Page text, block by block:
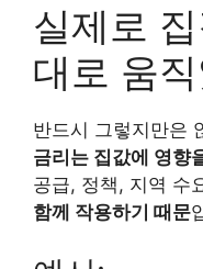
실제로
대로 움
반드시 그렇지만은
금리는 집값에 영향
공급, 정책, 지역 수
함께 작용하기 때문